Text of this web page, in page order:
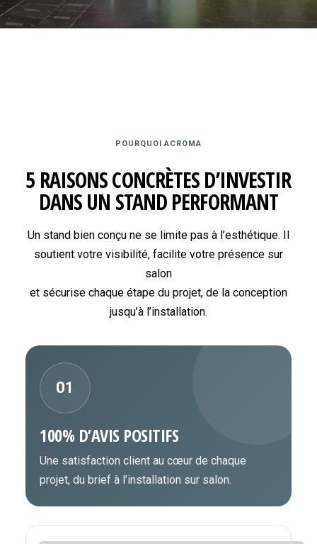
POURQUOI ACROMA
5 RAISONS CONCRÈTES D’INVESTIR
DANS UN STAND PERFORMANT
Un stand bien conçu ne se limite pas à l’esthétique. Il
soutient votre visibilité, facilite votre présence sur
salon
et sécurise chaque étape du projet, de la conception
jusqu’à l’installation.
01
100% D’AVIS POSITIFS
Une satisfaction client au cœur de chaque
projet, du brief à l’installation sur salon.